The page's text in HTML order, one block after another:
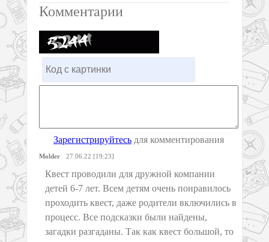
Комментарии
Зарегистрируйтесь для комментирования
Molder 27.06.22 [19:23]
Квест проводили для дружной компании
детей 6-7 лет. Всем детям очень понравилось
проходить квест, даже родители включились в
процесс. Все подсказки были найдены,
загадки разгаданы. Так как квест большой, то